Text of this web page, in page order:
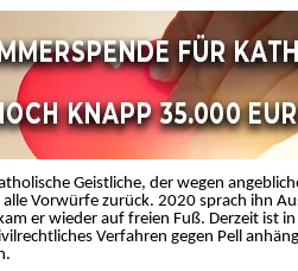
Geistliche, der wegen
Vorwürfe zurück. 2020 sprach ihn
er wieder auf freien Fuß. Derzeit ist
Verfahren gegen Pell